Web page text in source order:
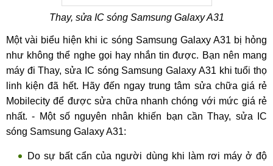
Thay, sửa IC sóng Samsung Galaxy A31
Một vài biểu hiện khi ic sóng Samsung Galaxy A31 bị hỏng
như không thể nghe gọi hay nhắn tin được. Bạn nên mang
máy đi Thay, sửa IC sóng Samsung Galaxy A31 khi tuổi thọ
linh kiện đã hết. Hãy đến ngay trung tâm sửa chữa giá rẻ
Mobilecity để được sửa chữa nhanh chóng với mức giá rẻ
nhất. - Một số nguyên nhân khiến bạn cần Thay, sửa IC
sóng Samsung Galaxy A31:
Do sự bất cẩn của người dùng khi làm rơi máy ở độ